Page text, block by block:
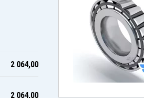
2 064,00
2 064,00